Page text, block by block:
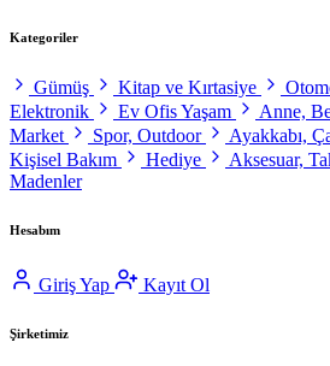
Kategoriler
Gümüş Kitap ve Kırtasiye
Elektronik
Ev Ofis Yaşam Anne,
Market
Spor, Outdoor Ayakkabı,
Kişisel Bakım
Hediye Aksesuar,
Madenler
Hesabım
Giriş Yap Kayıt Ol
Şirketimiz